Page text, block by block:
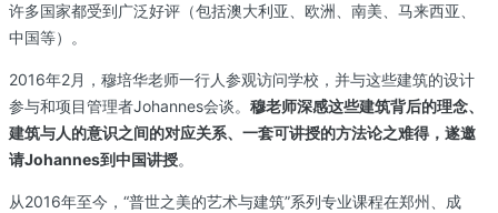
许多国家都受到广泛好评（包括澳大利亚、欧洲、南美、马来西亚、
中国等）。
2016年2月，穆培华老师一行人参观访问学校，并与这些建筑的设计
参与和项目管理者Johannes会谈。 穆老师深感这些建筑背后的理念、
建筑与人的意识之间的对应关系、一套可讲授的方法论之难得，遂邀
请Johannes到中国讲授。
从2016年至今，“普世之美的艺术与建筑”系列专业课程在郑州、成